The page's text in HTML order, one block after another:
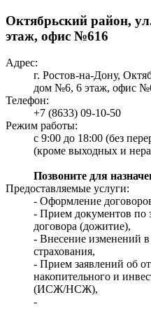
Октябрьский район,
этаж, офис №616
Адрес:
г. Ростов-на-Дону,
дом №6, 6 этаж, офис
Телефон:
+7 (8633) 09-10-50
Режим работы:
с 9:00 до 18:00 (без
(кроме выходных и
Позвоните для
Предоставляемые услуги:
- Оформление
- Прием документов по
договора (дожитие),
- Внесение изменений
страхования,
- Прием заявлений об
накопительного и
(ИСЖ/НСЖ),
-